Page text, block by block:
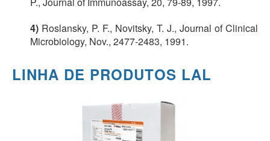
4) Roslansky, P. F., Novitsky, T. J., Journal of Clinical
Microbiology, Nov., 2477-2483, 1991.
LINHA DE PRODUTOS LAL